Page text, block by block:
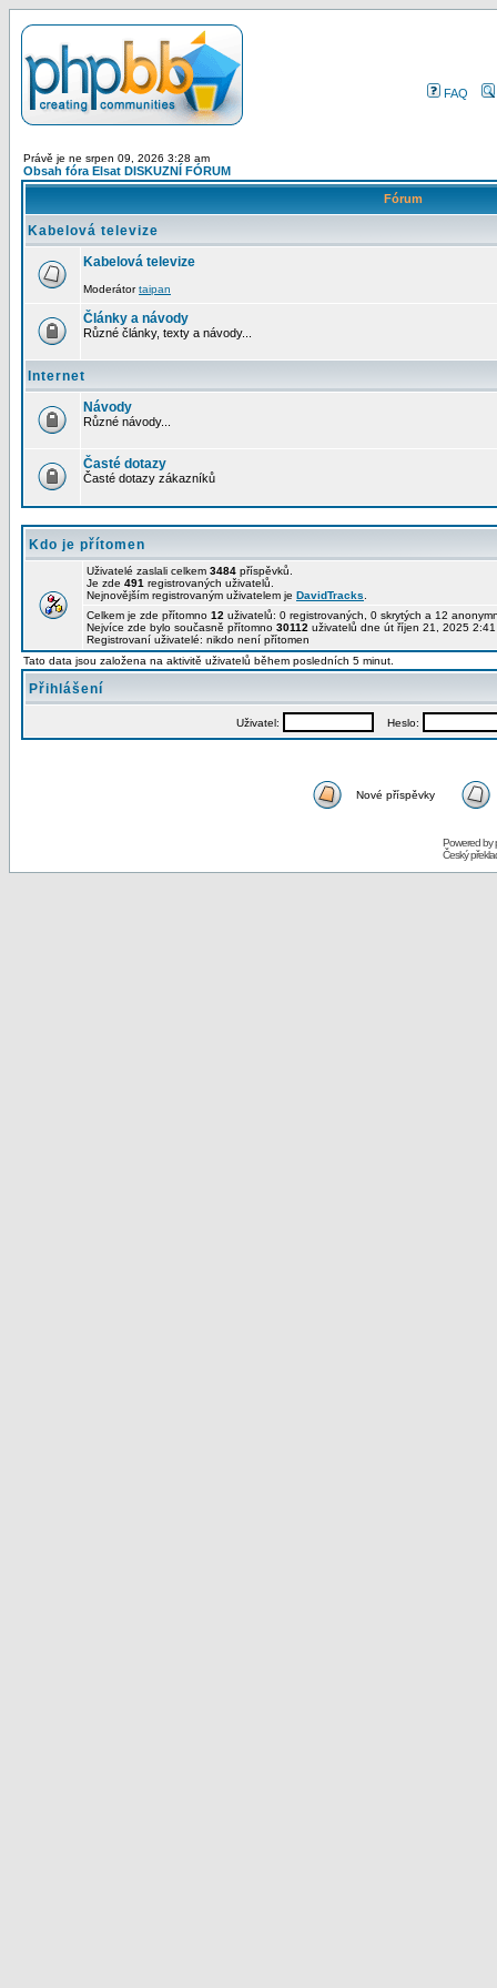
FAQ
Právě je ne srpen 09, 2026 3:28 am
Obsah fóra Elsat DISKUZNÍ FÓRUM
Fórum
Kabelová televize
Kabelová televize
Moderátortaipan
Články a návody
Různé články, texty a návody...
Internet
Návody
Různé návody...
Časté dotazy
Časté dotazy zákazníků
Kdo je přítomen
Uživatelé zaslali celkem 3484 příspěvků.
Je zde 491 registrovaných uživatelů.
Nejnovějším registrovaným uživatelem je DavidTracks
Celkem je zde přítomno 12 uživatelů: 0 registrovaných, 0 skrytých a 12
Nejvíce zde bylo současně přítomno 30112 uživatelů dne út říjen 21, 2025
Registrovaní uživatelé: nikdo není přítomen
Tato data jsou založena na aktivitě uživatelů během posledních 5 minut.
Přihlášení
Uživatel: Heslo:
Nové příspěvky
Powered by
Český